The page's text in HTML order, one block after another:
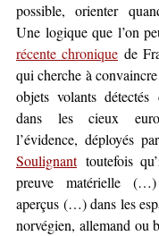
possible, orienter
Une logique que l’on
récente chronique de
qui cherche à
objets volants détectés
dans les cieux
Soulignant toutefois
preuve matérielle
aperçus (…) dans les